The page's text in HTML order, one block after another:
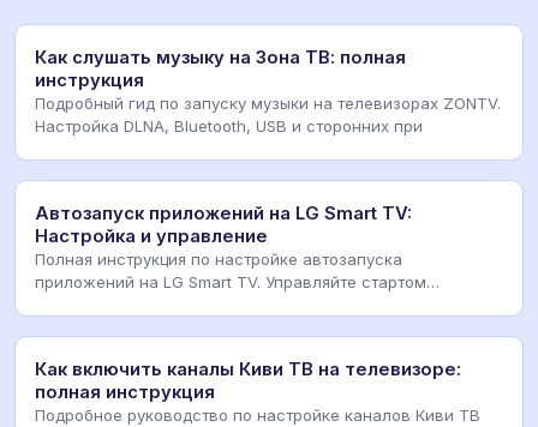
Как слушать музыку на Зона ТВ: полная
инструкция
Подробный гид по запуску музыки на телевизорах ZONTV.
Настройка DLNA, Bluetooth, USB и сторонних при
Автозапуск приложений на LG Smart TV:
Настройка и управление
Полная инструкция по настройке автозапуска
приложений на LG Smart TV. Управляйте стартом
Как включить каналы Киви ТВ на телевизоре:
полная инструкция
Подробное руководство по настройке каналов Киви ТВ